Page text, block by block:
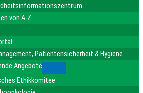
von A-Z
Patientensicherheit & Hygiene
Angebote
Ethikkomitee